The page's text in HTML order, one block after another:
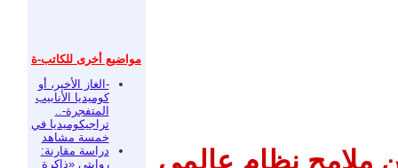
مواضيع أخرى للكاتب-ة
-الغاز الأخير، أو
كوميديا الأنابيب
المتفجرة-..
تراجيكوميديا في
خمسة مشاهد
دراسة مقارنة:
روايتي «ذاكرة
ملامح نظام عالمي